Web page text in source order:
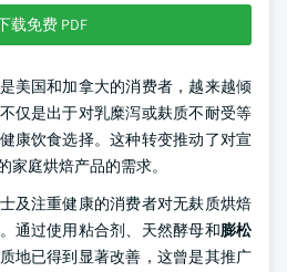
载免费 PDF
美国和加拿大的消费者，越来越倾
仅是出于对乳糜泻或麸质不耐受等
康饮食选择。这种转变推动了对宣
家庭烘焙产品的需求。
及注重健康的消费者对无麸质烘焙
通过使用粘合剂、天然酵母和膨松
地已得到显著改善，这曾是其推广